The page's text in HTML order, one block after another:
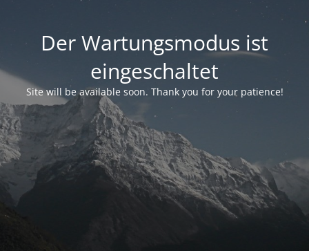
Der Wartungsmodus ist
eingeschaltet
Site will be available soon. Thank you for your patience!